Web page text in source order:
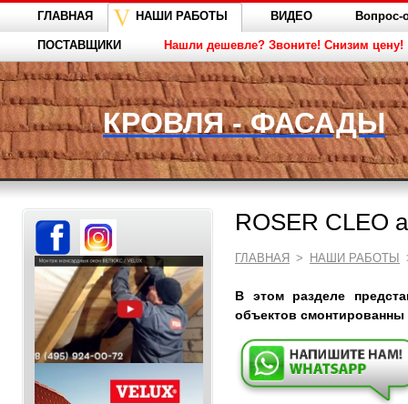
ГЛАВНАЯ НАШИ РАБОТЫ ВИДЕО Вопрос-
ПОСТАВЩИКИ Нашли дешевле? Звоните! Снизим цену!
КРОВЛЯ - ФАСАДЫ
ROSER CLEO
ГЛАВНАЯ > НАШИ РАБОТЫ
В этом разделе
объектов